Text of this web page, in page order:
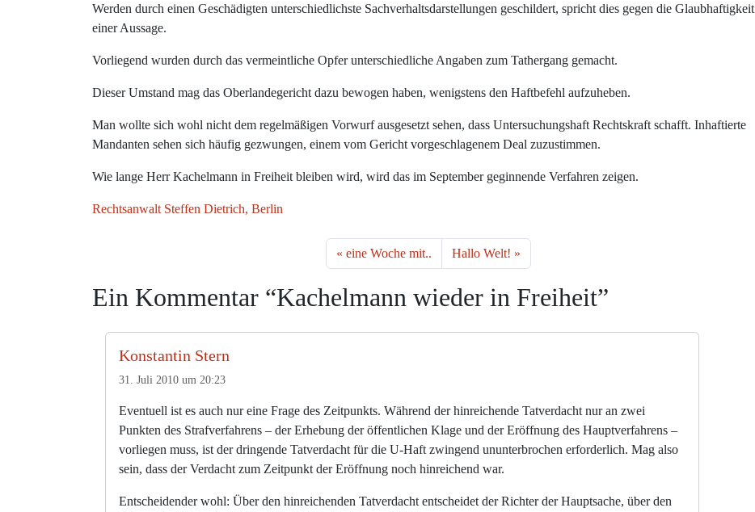
h
Werden durch einen Geschädigten unterschiedlichste Sachverhaltsdarstellungen geschildert, spricht dies gegen die Glaubhaftigkeit
einer Aussage.
Vorliegend wurden durch das vermeintliche Opfer unterschiedliche Angaben zum Tathergang gemacht.
Dieser Umstand mag das Oberlandegericht dazu bewogen haben, wenigstens den Haftbefehl aufzuheben.
Man wollte sich wohl nicht dem regelmäßigen Vorwurf ausgesetzt sehen, dass Untersuchungshaft Rechtskraft schafft. Inhaftierte
Mandanten sehen sich häufig gezwungen, einem vom Gericht vorgeschlagenem Deal zuzustimmen.
Wie lange Herr Kachelmann in Freiheit bleiben wird, wird das im September geginnende Verfahren zeigen.
Rechtsanwalt Steffen Dietrich, Berlin
eine Woche mit.. Hallo Welt!
Ein Kommentar “Kachelmann wieder in Freiheit”
Konstantin Stern
31. Juli 2010 um 20:23
Eventuell ist es auch nur eine Frage des Zeitpunkts. Während der hinreichende Tatverdacht nur an zwei
Punkten des Strafverfahrens – der Erhebung der öffentlichen Klage und der Eröffnung des Hauptverfahrens –
vorliegen muss, ist der dringende Tatverdacht für die U-Haft zwingend ununterbrochen erforderlich. Mag also
sein, dass der Verdacht zum Zeitpunkt der Eröffnung noch hinreichend war.
Entscheidender wohl: Über den hinreichenden Tatverdacht entscheidet der Richter der Hauptsache, über den